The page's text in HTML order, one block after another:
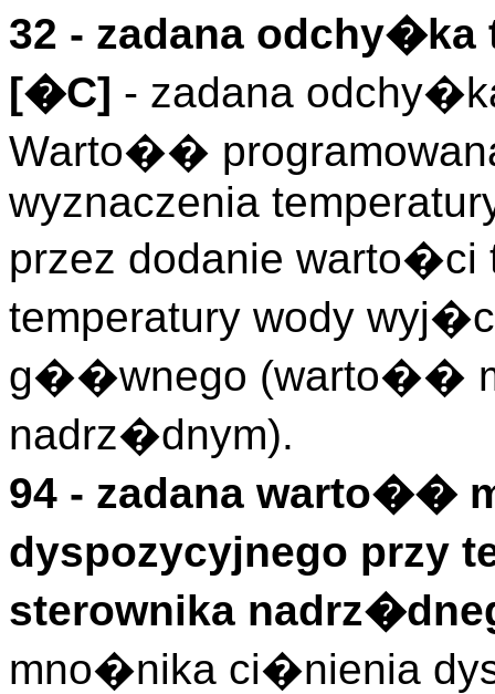
32 - zadana
[�C] - zadana
Warto��
wyznaczenia
przez dodanie warto�ci
temperatury wody
g��wnego (warto��
nadrz�dnym).
94 - zadana warto��
dyspozycyjnego przy
sterownika
mno�nika ci�nienia